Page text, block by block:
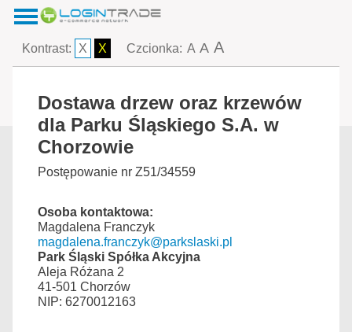
Kontrast: X X Czcionka: A A A
Dostawa drzew oraz krzewów
dla Parku Śląskiego S.A. w
Chorzowie
Postępowanie nr Z51/34559
Osoba kontaktowa:
Magdalena Franczyk
magdalena.franczyk@parkslaski.pl
Park Śląski Spółka Akcyjna
Aleja Różana 2
41-501 Chorzów
NIP: 6270012163